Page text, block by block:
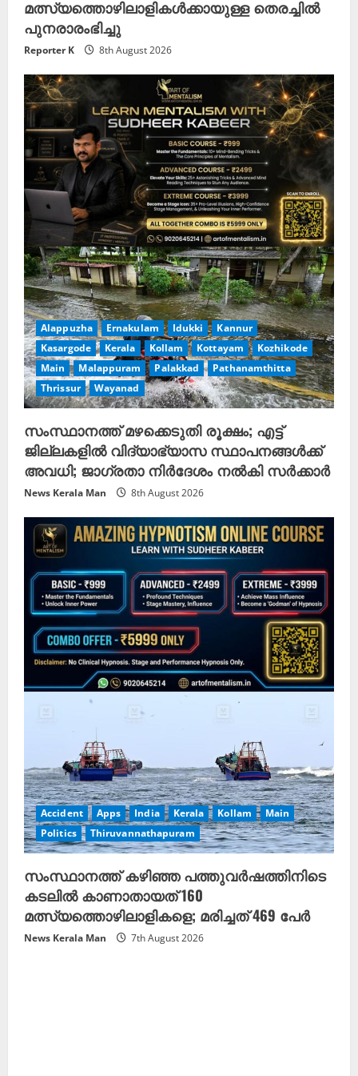
മത്സ്യത്തൊഴിലാളികൾക്കായുള്ള തെരച്ചിൽ
പുനരാരംഭിച്ചു
Reporter K 8th August 2026
Alappuzha Ernakulam Idukki
Kannur
Kasargode
Kerala Kollam Kottayam
Kozhikode
Main
Malappuram Palakkad
Pathanamthitta
Thrissur
Wayanad
സംസ്ഥാനത്ത് മഴക്കെടുതി രൂക്ഷം; എട്ട്
ജില്ലകളിൽ വിദ്യാഭ്യാസ സ്ഥാപനങ്ങൾക്ക്
അവധി; ജാഗ്രതാ നിർദേശം നൽകി സർക്കാർ
News Kerala Man 8th August 2026
Accident Apps India Kerala Kollam
Main
Politics
Thiruvannathapuram
സംസ്ഥാനത്ത് കഴിഞ്ഞ പത്തുവര്‍ഷത്തിനിടെ
കടലില്‍ കാണാതായത് 160
മത്സ്യത്തൊഴിലാളികളെ; മരിച്ചത് 469 പേര്‍
News Kerala Man 7th August 2026